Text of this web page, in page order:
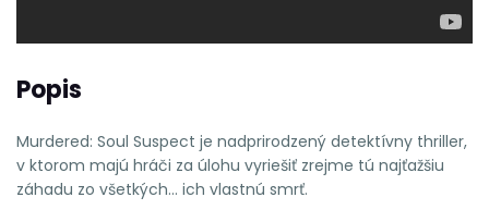
Popis
Murdered: Soul Suspect je nadprirodzený detektívny thriller,
v ktorom majú hráči za úlohu vyriešiť zrejme tú najťažšiu
záhadu zo všetkých... ich vlastnú smrť.